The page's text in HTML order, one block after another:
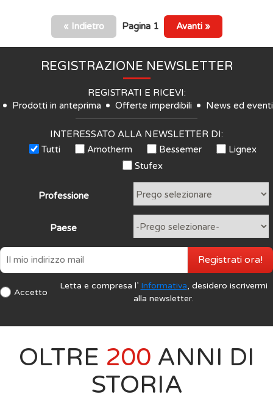
« Indietro Pagina 1 Avanti »
REGISTRAZIONE NEWSLETTER
REGISTRATI E RICEVI:
Prodotti in anteprima
Offerte imperdibili News ed eventi
INTERESSATO ALLA NEWSLETTER DI:
Tutti
Amotherm Bessemer
Lignex
Stufex
Professione
Paese
Accetto
Letta e compresa l’ Informativa, desidero iscrivermi
alla newsletter.
Registrati ora!
OLTRE 200 ANNI DI
STORIA